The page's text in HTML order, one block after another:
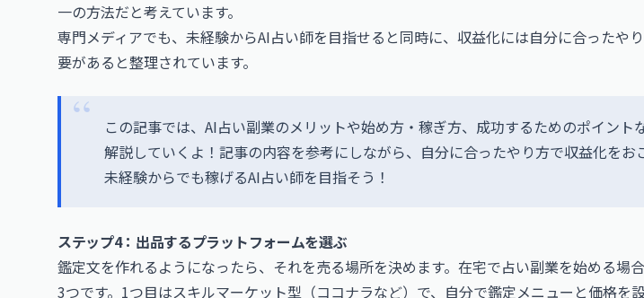
一の方法だと考えています。
専門メディアでも、未経験からAI占い師を目指せると同時に、収益化には自分に合ったや
要があると整理されています。
この記事では、AI占い副業のメリットや始め方・稼ぎ方、成功するためのポイント
解説していくよ！記事の内容を参考にしながら、自分に合ったやり方で収益化をお
未経験からでも稼げるAI占い師を目指そう！
ステップ4：出品するプラットフォームを選ぶ
鑑定文を作れるようになったら、それを売る場所を決めます。在宅で占い副業を始める場
3つです。1つ目はスキルマーケット型（ココナラなど）で、自分で鑑定メニューと価格を